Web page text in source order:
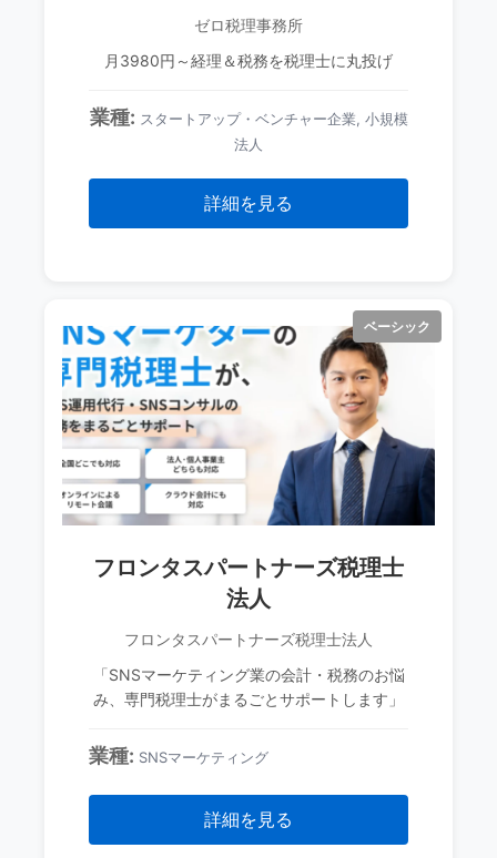
ゼロ税理事務所
月3980円～経理＆税務を税理士に丸投げ
業種: スタートアップ・ベンチャー企業, 小規模
法人
詳細を見る
ベーシック
フロンタスパートナーズ税理士
法人
フロンタスパートナーズ税理士法人
「SNSマーケティング業の会計・税務のお悩
み、専門税理士がまるごとサポートします」
業種: SNSマーケティング
詳細を見る